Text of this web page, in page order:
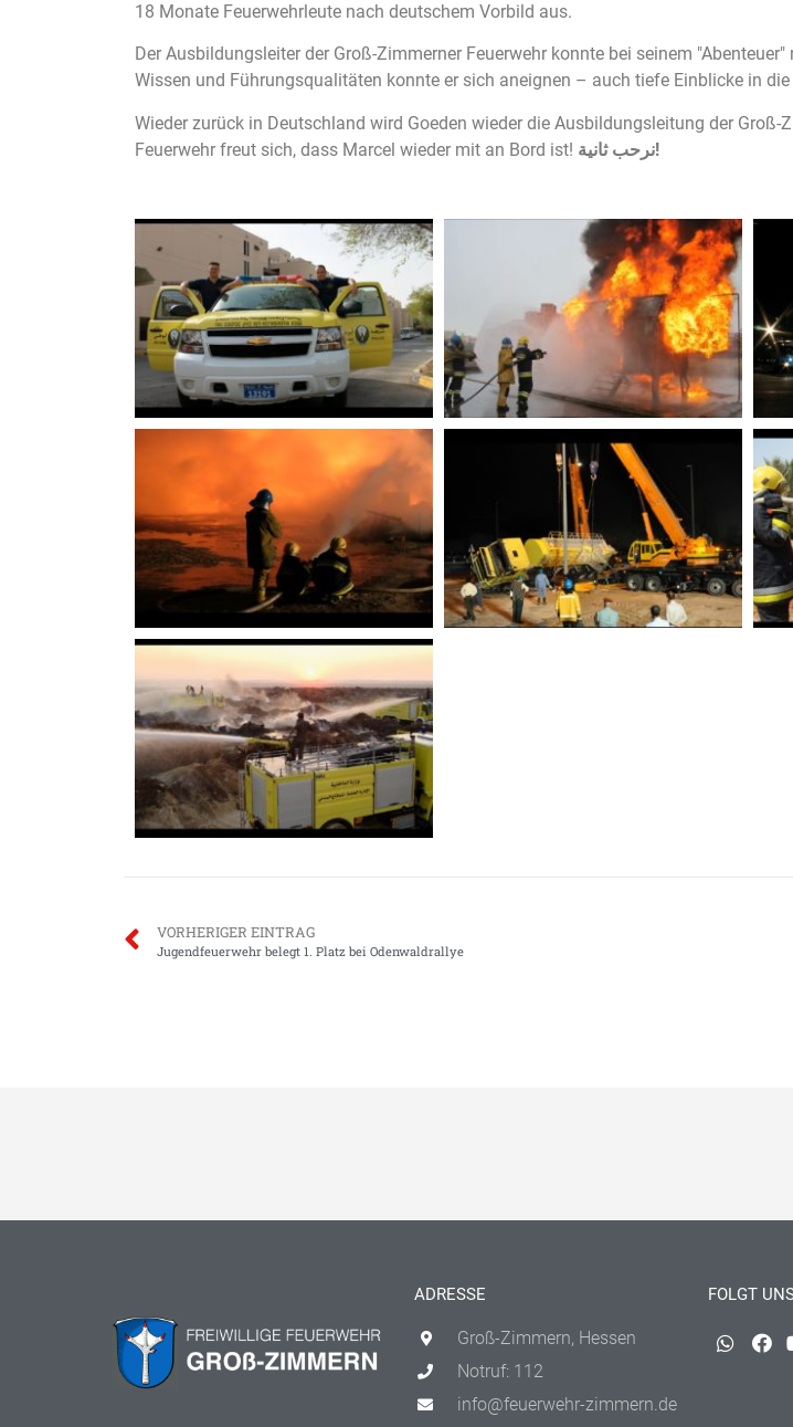
18 Monate Feuerwehrleute nach deutschem Vorbild aus.
Der Ausbildungsleiter der Groß-Zimmerner Feuerwehr konnte bei seinem
Wissen und Führungsqualitäten konnte er sich aneignen – auch tiefe Einblicke in
Wieder zurück in Deutschland wird Goeden wieder die Ausbildungsleitung der
Feuerwehr freut sich, dass Marcel wieder mit an Bord ist!
نرحب ثانية!
VORHERIGER EINTRAG
Jugendfeuerwehr belegt 1. Platz bei Odenwaldrallye
ADRESSE
Groß-Zimmern, Hessen
Notruf: 112
info@feuerwehr-zimmern.de
FOLGT